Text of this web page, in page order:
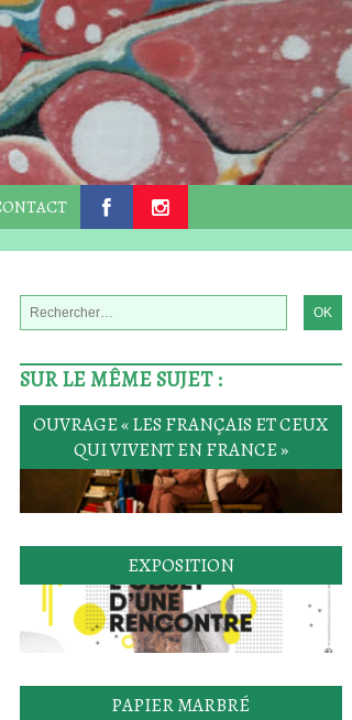
SUR LE MÊME SUJET :
OUVRAGE « LES FRANÇAIS ET CEUX
QUI VIVENT EN FRANCE »
EXPOSITION
PAPIER MARBRÉ